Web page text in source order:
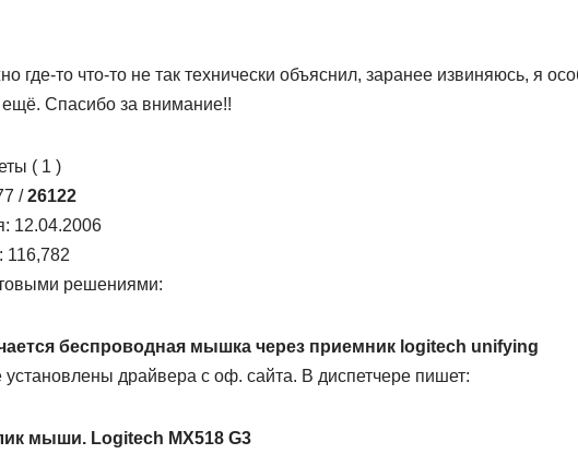
где-то что-то не так технически объяснил, заранее извиняюсь, я
ещё. Спасибо за внимание!!
( 1 )
/26122
12.04.2006
решениями:
беспроводная мышка через приемник logitech unifying
установлены драйвера с оф. сайта. В диспетчере пишет:
мыши. Logitech MX518 G3